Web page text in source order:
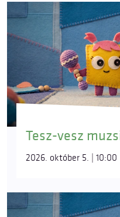
Tesz-vesz
2026. október 5. | 10:00